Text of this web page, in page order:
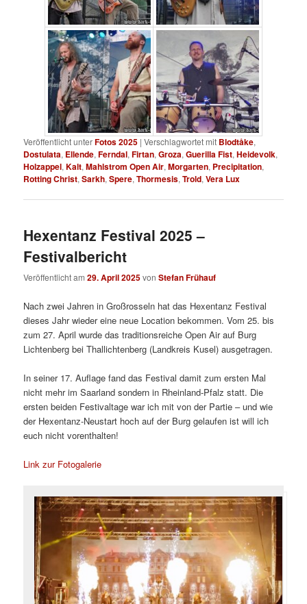
Veröffentlicht unterFotos 2025 |Verschlagwortet mit Blodtåke,
Dostulata, Ellende,Ferndal,Firtan,Groza,Guerilla Fist,Heidevolk,
Holzappel,Kalt,Mahlstrom Open Air,Morgarten, Precipitation,
Rotting Christ,Sarkh,Spere,Thormesis,Trold,Vera Lux
Hexentanz Festival 2025 –
Festivalbericht
Veröffentlicht am29. April 2025vonStefan Frühauf
Nach zwei Jahren in Großrosseln hat das Hexentanz Festival
dieses Jahr wieder eine neue Location bekommen. Vom 25. bis
zum 27. April wurde das traditionsreiche Open Air auf Burg
Lichtenberg bei Thallichtenberg (Landkreis Kusel) ausgetragen.
In seiner 17. Auflage fand das Festival damit zum ersten Mal
nicht mehr im Saarland sondern in Rheinland-Pfalz statt. Die
ersten beiden Festivaltage war ich mit von der Partie – und wie
der Hexentanz-Neustart hoch auf der Burg gelaufen ist will ich
euch nicht vorenthalten!
Link zur Fotogalerie